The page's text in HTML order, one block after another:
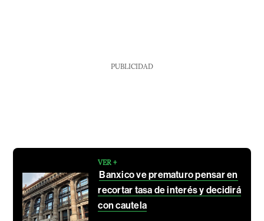
PUBLICIDAD
VER +
Banxico ve prematuro pensar en
recortar tasa de interés y decidirá
con cautela